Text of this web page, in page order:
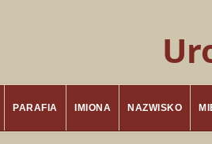
PARAFIA IMIONA NAZWISKO